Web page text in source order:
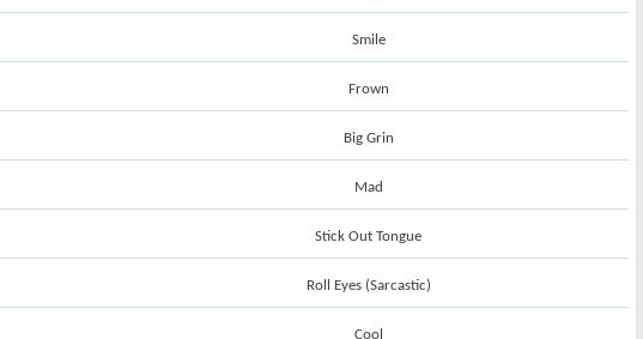
Smile
Frown
Big Grin
Mad
Stick Out Tongue
Roll Eyes (Sarcastic)
Cool